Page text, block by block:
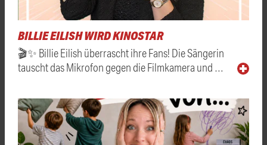
BILLIE EILISH WIRD KINOSTAR
🎬✨ Billie Eilish überrascht ihre Fans! Die Sängerin
tauscht das Mikrofon gegen die Filmkamera und …